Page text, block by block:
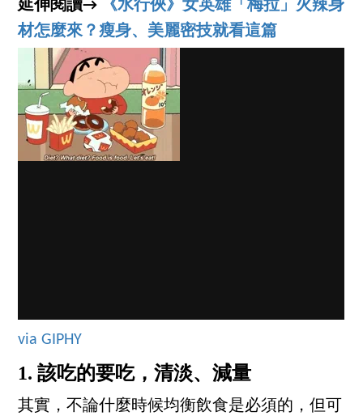
延伸閱讀→
《水行俠》女英雄「梅拉」火辣身
材怎麼來？瘦身、美麗密技就看這篇
via GIPHY
1. 該吃的要吃，清淡、減量
其實，不論什麼時候均衡飲食是必須的，但可